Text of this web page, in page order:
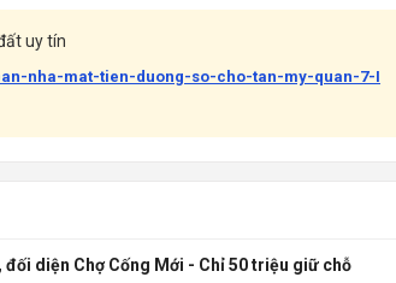
uy tín
nha-mat-tien-duong-so-cho-tan-my-quan-7-I
diện Chợ Cống Mới - Chỉ 50 triệu giữ chỗ